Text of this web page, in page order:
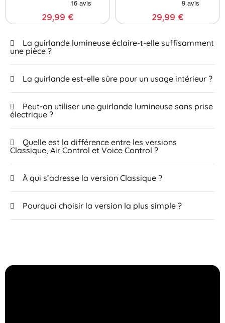
29,99 € 29,99 €
La guirlande lumineuse éclaire-t-elle suffisamment
une pièce ?
La guirlande est-elle sûre pour un usage intérieur ?
Peut-on utiliser une guirlande lumineuse sans prise
électrique ?
Quelle est la différence entre les versions
Classique, Air Control et Voice Control ?
À qui s’adresse la version Classique ?
Pourquoi choisir la version la plus simple ?